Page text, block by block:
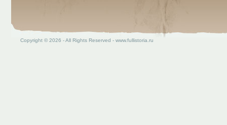
Copyright © 2026 - All Rights Reserved - www.fullistoria.ru